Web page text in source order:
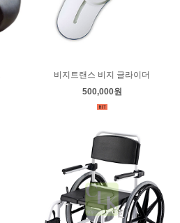
비지트랜스 비지 글라이더
500,000원